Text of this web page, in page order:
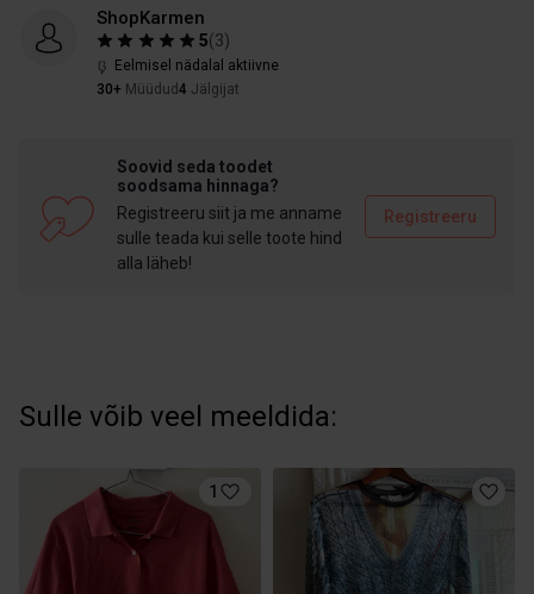
ShopKarmen
5(3)
Eelmisel nädalal aktiivne
30+ Müüdud 4 Jälgijat
Soovid seda toodet
soodsama hinnaga?
Registreeru siit ja me anname
sulle teada kui selle toote hind
alla läheb!
Registreeru
Sulle võib veel meeldida:
1